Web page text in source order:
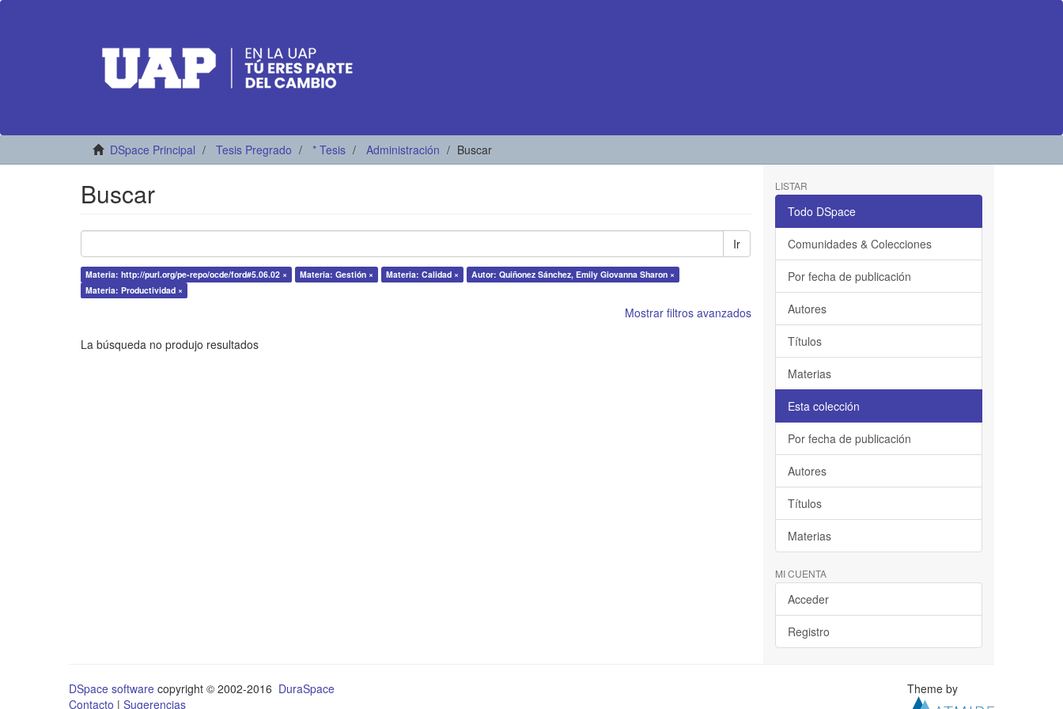
DSpace Principal Tesis Pregrado * Tesis Administración Buscar
Buscar
Ir
Materia: http://purl.org/pe-repo/ocde/ford#5.06.02 × Materia: Gestión × Materia: Calidad ×
Autor: Quiñonez Sánchez, Emily Giovanna Sharon ×
Materia: Productividad ×
Mostrar filtros avanzados
La búsqueda no produjo resultados
LISTAR
Todo DSpace
Comunidades & Colecciones
Por fecha de publicación
Autores
Títulos
Materias
Esta colección
Por fecha de publicación
Autores
Títulos
Materias
MI CUENTA
Acceder
Registro
DSpace software copyright © 2002-2016 DuraSpace
Contacto | Sugerencias
Theme by